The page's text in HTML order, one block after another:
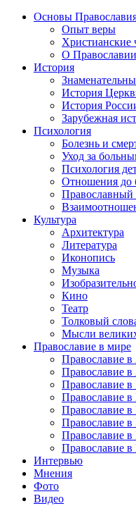
Основы
Опыт веры
Христианские
О Православии
История
История
История
Зарубежная
Психология
Болезнь и
Уход за
Психология
Отношения до
Православный
Культура
Архитектура
Литература
Иконопись
Музыка
Кино
Театр
Толковый
Мысли
Православие в мире
Православие
Православие
Православие в
Православие в
Православие в
Православие
Православие
Православие в
Интервью
Мнения
Фото
Видео